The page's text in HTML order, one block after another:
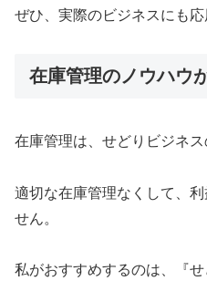
ぜひ、実際のビジネスにも応
在庫管理のノウハウ
在庫管理は、せどりビジネス
適切な在庫管理なくして、
せん。
私がおすすめするのは、『